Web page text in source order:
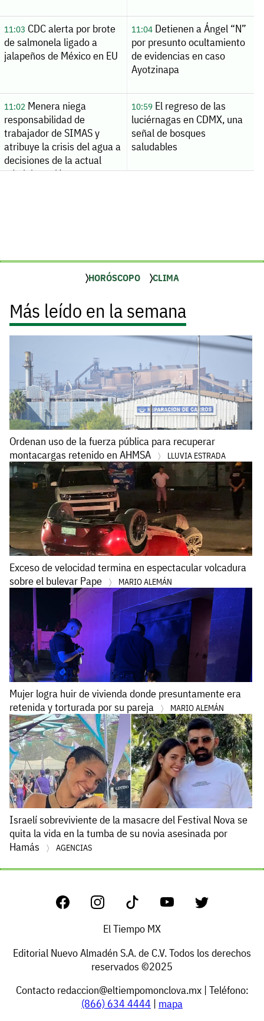
11:03 CDC alerta por brote
de salmonela ligado a
jalapeños de México en EU
11:04Detienen a Ángel “N”
por presunto ocultamiento
de evidencias en caso
Ayotzinapa
11:02Menera niega
responsabilidad de
trabajador de SIMAS y
atribuye la crisis del agua a
decisiones de la actual
administración
10:59El regreso de las
luciérnagas en CDMX, una
señal de bosques
saludables
HORÓSCOPO CLIMA
Más leído en la semana
Ordenan uso de la fuerza pública para recuperar
montacargas retenido en AHMSA
LLUVIA ESTRADA
Exceso de velocidad termina en espectacular volcadura
sobre el bulevar Pape
MARIO ALEMÁN
Mujer logra huir de vivienda donde presuntamente era
retenida y torturada por su pareja
MARIO ALEMÁN
Israelí sobreviviente de la masacre del Festival Nova se
quita la vida en la tumba de su novia asesinada por
Hamás
AGENCIAS
El Tiempo MX
Editorial Nuevo Almadén S.A. de C.V. Todos los derechos
reservados ©2025
Contacto redaccion@eltiempomonclova.mx| Teléfono:
(866) 634 4444 | mapa